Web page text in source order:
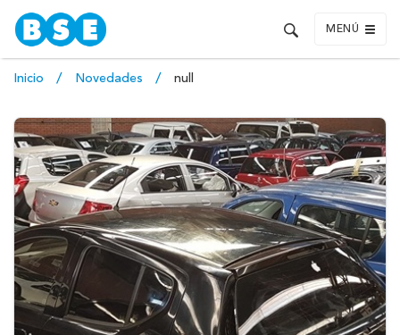
MENÚ
Inicio Novedades null